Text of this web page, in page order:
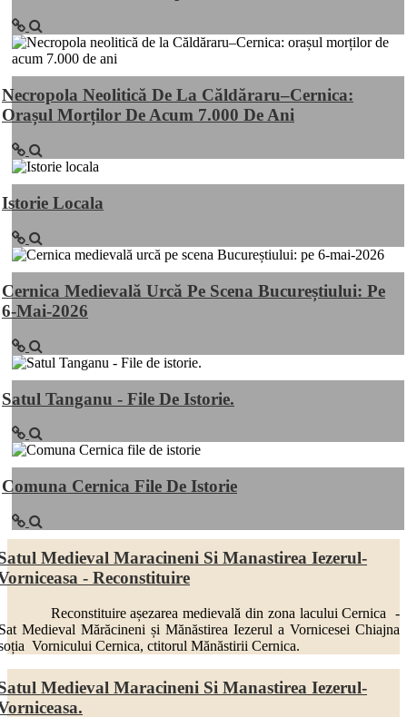
Necropola Neolitică De La Căldăraru–Cernica:
Orașul Morților De Acum 7.000 De Ani
Istorie Locala
Cernica Medievală Urcă Pe Scena Bucureștiului: Pe
6-Mai-2026
Satul Tanganu - File De Istorie.
Comuna Cernica File De Istorie
Medieval Maracineni Si Manastirea Iezerul-
- Reconstituire
așezarea medievală din zona lacului Cernica -
Medieval Mărăcineni și Mănăstirea Iezerul a Vornicesei Chiajna
Vornicului Cernica, ctitorul Mănăstirii Cernica.
Medieval Maracineni Si Manastirea Iezerul-